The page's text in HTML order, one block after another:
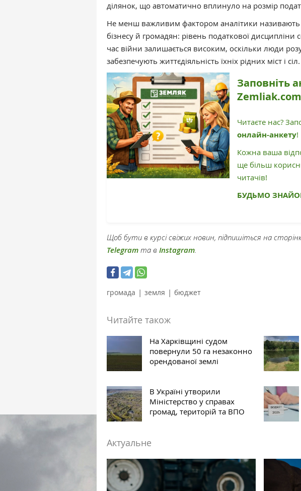
ділянок, що автоматично вплинуло на розмір
Не менш важливим фактором аналітики називають
бізнесу й громадян: рівень податкової дисципліни
час війни залишається високим, оскільки люди
забезпечують життєдіяльність їхніх рідних міст і сіл.
Заповніть
Читаєте нас?
онлайн-анкету!
Кожна ваша
ще більш
читачів!
БУДЬМО
Щоб бути в курсі свіжих новин, підпишіться на
Telegram та в Instagram.
громада | земля | бюджет
Читайте також
На Харківщині судом
повернули 50 га незаконно
орендованої землі
В Україні утворили
Міністерство у справах
громад, територій та ВПО
Актуальне